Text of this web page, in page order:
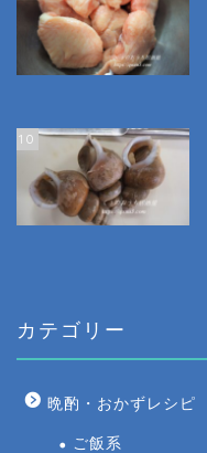
10
カテゴリー
晩酌・おかずレシピ
ご飯系